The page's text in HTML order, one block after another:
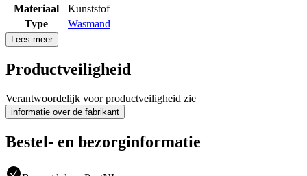
Materiaal
Kunststof
Type
Wasmand
Lees meer
Productveiligheid
Verantwoordelijk voor productveiligheid zie
informatie over de fabrikant
Bestel- en bezorginformatie